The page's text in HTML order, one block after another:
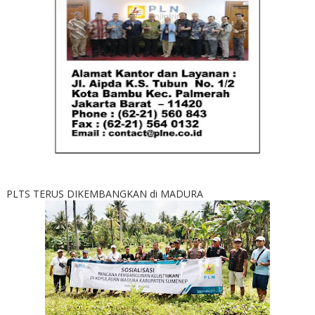
PLTS TERUS DIKEMBANGKAN di MADURA